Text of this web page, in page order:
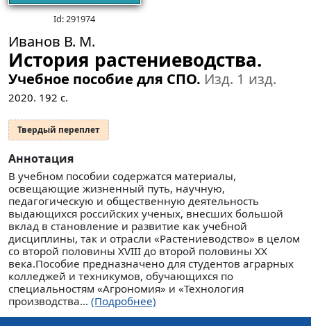
Id: 291974
Иванов В. М.
История растениеводства.
Учебное пособие для СПО. Изд. 1 изд.
2020. 192 с.
Твердый переплет
Аннотация
В учебном пособии содержатся материалы,
освещающие жизненный путь, научную,
педагогическую и общественную деятельность
выдающихся российских ученых, внесших большой
вклад в становление и развитие как учебной
дисциплины, так и отрасли «Растениеводство» в целом
со второй половины XVIII до второй половины XX
века.Пособие предназначено для студентов аграрных
колледжей и техникумов, обучающихся по
специальностям «Агрономия» и «Технология
производства... (Подробнее)